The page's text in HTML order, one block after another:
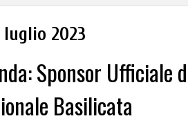
luglio 2023
Sponsor Ufficiale
Basilicata